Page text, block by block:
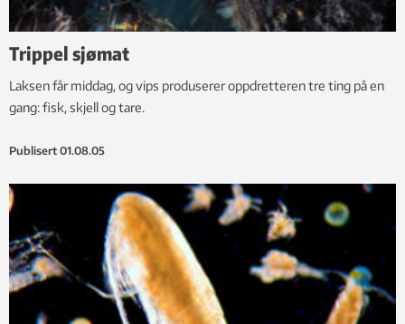
Trippel sjømat
Laksen får middag, og vips produserer oppdretteren tre ting på en
gang: fisk, skjell og tare.
Publisert 01.08.05